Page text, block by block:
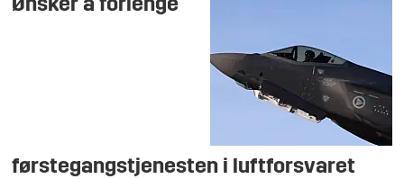
Ønsker å forlenge
førstegangstjenesten i luftforsvaret